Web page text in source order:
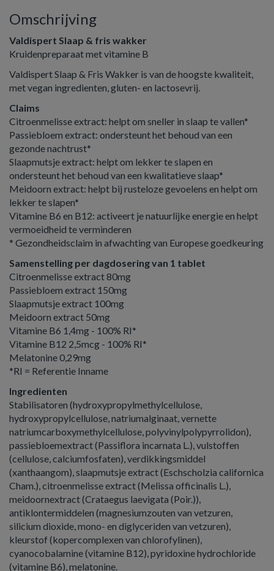
Omschrijving
Valdispert Slaap & fris wakker
Kruidenpreparaat met vitamine B
Valdispert Slaap & Fris Wakker is van de hoogste kwaliteit,
met vegan ingredienten, gluten- en lactosevrij.
Claims
Citroenmelisse extract: helpt om sneller in slaap te vallen*
Passiebloem extract: ondersteunt het behoud van een
gezonde nachtrust*
Slaapmutsje extract: helpt om lekker te slapen en
ondersteunt het behoud van een kwalitatieve slaap*
Meidoorn extract: helpt bij rusteloze gevoelens en helpt om
lekker te slapen*
Vitamine B6 en B12: activeert je natuurlijke energie en helpt
vermoeidheid te verminderen
* Gezondheidsclaim in afwachting van Europese goedkeuring
Samenstelling per dagdosering van 1 tablet
Citroenmelisse extract 80mg
Passiebloem extract 150mg
Slaapmutsje extract 100mg
Meidoorn extract 50mg
Vitamine B6 1,4mg - 100% RI*
Vitamine B12 2,5mcg - 100% RI*
Melatonine 0,29mg
*RI = Referentie Inname
Ingredienten
Stabilisatoren (hydroxypropylmethylcellulose,
hydroxypropylcellulose, natriumalginaat, vernette
natriumcarboxymethylcellulose, polyvinylpolypyrrolidon),
passiebloemextract (Passiflora incarnata L.), vulstoffen
(cellulose, calciumfosfaten), verdikkingsmiddel
(xanthaangom), slaapmutsje extract (Eschscholzia californica
Cham.), citroenmelisse extract (Melissa officinalis L.),
meidoornextract (Crataegus laevigata (Poir.)),
antiklontermiddelen (magnesiumzouten van vetzuren,
silicium dioxide, mono- en diglyceriden van vetzuren),
kleurstof (kopercomplexen van chlorofylinen),
cyanocobalamine (vitamine B12), pyridoxine hydrochloride
(vitamine B6), melatonine.